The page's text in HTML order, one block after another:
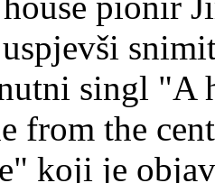
uspjevši
singl "A
from the
koji je